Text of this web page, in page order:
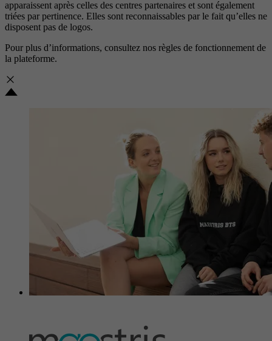
apparaissent après celles des centres partenaires et sont également
triées par pertinence. Elles sont reconnaissables par le fait qu’elles ne
disposent pas de logos.
Pour plus d’informations, consultez nos règles de fonctionnement de
la plateforme.